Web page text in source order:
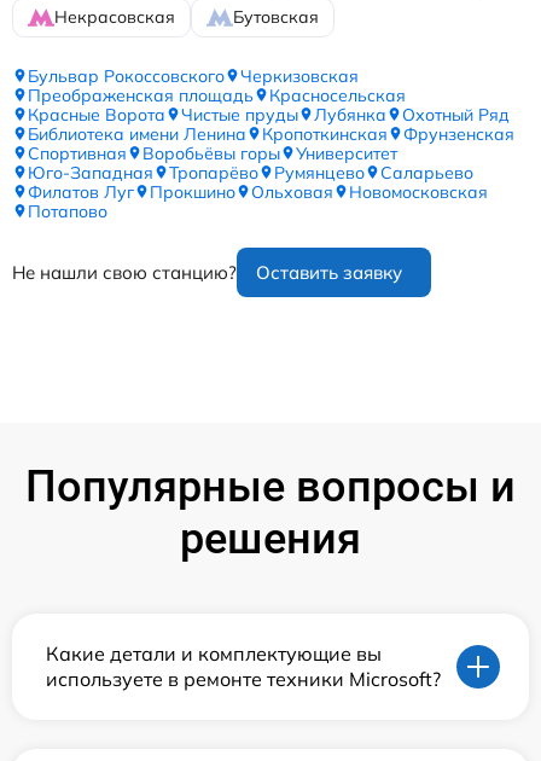
Некрасовская
Бутовская
Бульвар Рокоссовского
Черкизовская
Преображенская площадь
Красносельская
Красные Ворота
Чистые пруды Лубянка
Охотный Ряд
Библиотека имени Ленина
Кропоткинская
Фрунзенская
Спортивная
Воробьёвы горы
Университет
Юго-Западная
Тропарёво Румянцево
Саларьево
Филатов Луг
Прокшино Ольховая
Новомосковская
Потапово
Не нашли свою станцию? Оставить заявку
Популярные вопросы и
решения
Какие детали и комплектующие вы
используете в ремонте техники Microsoft?